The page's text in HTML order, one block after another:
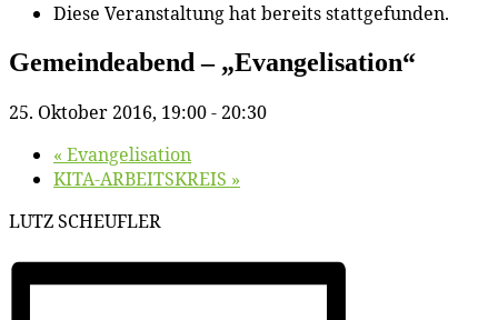
Diese Veranstaltung hat bereits stattgefunden.
Ge­mein­de­abend – „Evan­ge­li­sa­ti­on“
25. Oktober 2016, 19:00- 20:30
« Evan­ge­li­sa­ti­on
KITA-ARBEITSKREIS »
LUTZ SCHEUFLER